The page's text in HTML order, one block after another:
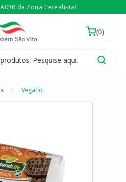
da Zona Cerealista!
Zona Cerealista de São Paulo!
Compre no atacado
Vegano